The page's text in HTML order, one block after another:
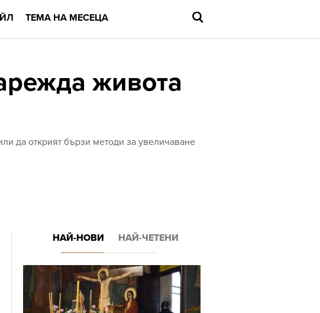
ТЕМА НА МЕСЕЦА
и
живота
да открият бързи методи за увеличаване
НАЙ-НОВИ НАЙ-ЧЕТЕНИ